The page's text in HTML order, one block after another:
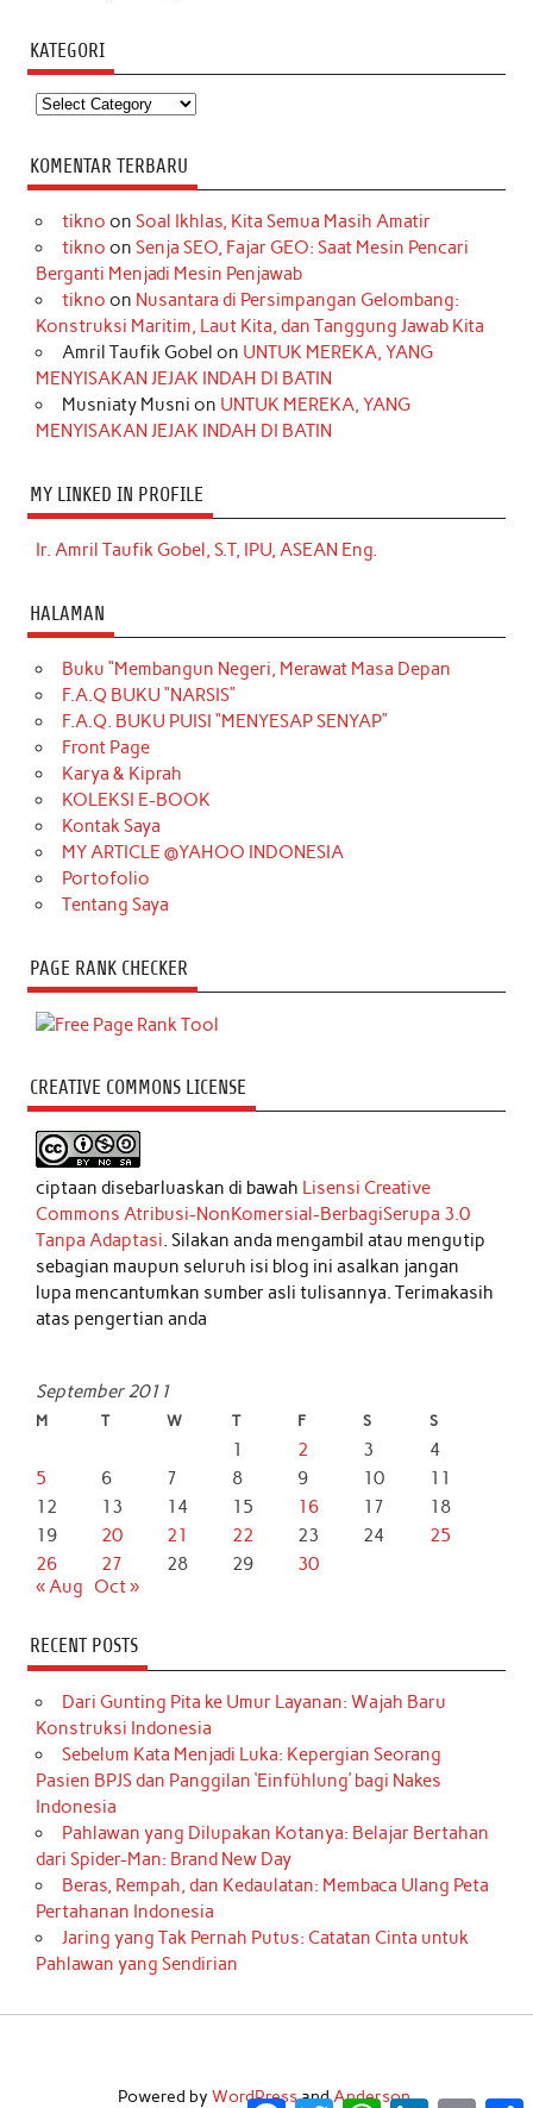
KATEGORI
Kategori
KOMENTAR TERBARU
tikno on Soal Ikhlas, Kita Semua Masih Amatir
tikno on Senja SEO, Fajar GEO: Saat Mesin Pencari
Berganti Menjadi Mesin Penjawab
tikno on Nusantara di Persimpangan Gelombang:
Konstruksi Maritim, Laut Kita, dan Tanggung Jawab Kita
Amril Taufik Gobel on UNTUK MEREKA, YANG
MENYISAKAN JEJAK INDAH DI BATIN
Musniaty Musni on UNTUK MEREKA, YANG
MENYISAKAN JEJAK INDAH DI BATIN
MY LINKED IN PROFILE
Ir. Amril Taufik Gobel, S.T, IPU, ASEAN Eng.
HALAMAN
Buku “Membangun Negeri, Merawat Masa Depan
F.A.Q BUKU “NARSIS”
F.A.Q. BUKU PUISI “MENYESAP SENYAP”
Front Page
Karya & Kiprah
KOLEKSI E-BOOK
Kontak Saya
MY ARTICLE @YAHOO INDONESIA
Portofolio
Tentang Saya
PAGE RANK CHECKER
CREATIVE COMMONS LICENSE
ciptaan disebarluaskan di bawah Lisensi Creative
Commons Atribusi-NonKomersial-BerbagiSerupa 3.0
Tanpa Adaptasi . Silakan anda mengambil atau mengutip
sebagian maupun seluruh isi blog ini asalkan jangan
lupa mencantumkan sumber asli tulisannya. Terimakasih
atas pengertian anda
September 2011
M T W T F S S
1 2 3
4
5
6 7 8 9 10
11
12
13 14 15 16 17
18
19
20 21 22 23 24
25
26
27 28 29
30
« Aug
Oct »
RECENT POSTS
Dari Gunting Pita ke Umur Layanan: Wajah Baru
Konstruksi Indonesia
Sebelum Kata Menjadi Luka: Kepergian Seorang
Pasien BPJS dan Panggilan ‘Einfühlung’ bagi Nakes
Indonesia
Pahlawan yang Dilupakan Kotanya: Belajar Bertahan
dari Spider-Man: Brand New Day
Beras, Rempah, dan Kedaulatan: Membaca Ulang Peta
Pertahanan Indonesia
Jaring yang Tak Pernah Putus: Catatan Cinta untuk
Pahlawan yang Sendirian
Powered by WordPressandAnderson.